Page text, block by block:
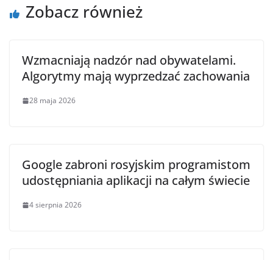
Zobacz również
Wzmacniają nadzór nad obywatelami.
Algorytmy mają wyprzedzać zachowania
28 maja 2026
Google zabroni rosyjskim programistom
udostępniania aplikacji na całym świecie
4 sierpnia 2026